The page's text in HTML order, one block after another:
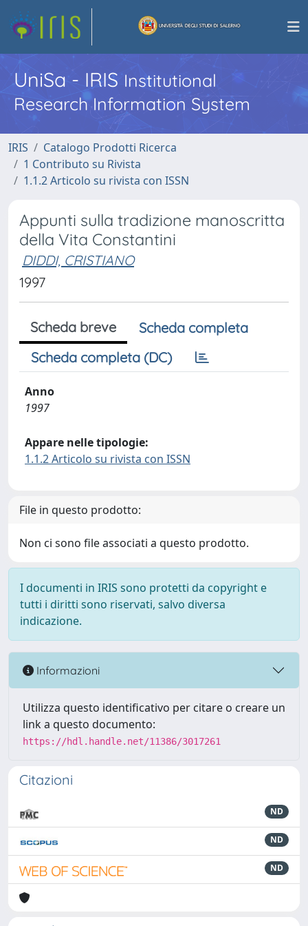
UniSa - IRISInstitutional
Research Information System
IRIS
Catalogo Prodotti Ricerca
1 Contributo su Rivista
1.1.2 Articolo su rivista con ISSN
Appunti sulla tradizione manoscritta
della Vita Constantini
DIDDI, CRISTIANO
1997
Scheda breve
Scheda completa
Scheda completa (DC)
Anno
1997
Appare nelle tipologie:
1.1.2 Articolo su rivista con ISSN
File in questo prodotto:
Non ci sono file associati a questo prodotto.
I documenti in IRIS sono protetti da copyright e
tutti i diritti sono riservati, salvo diversa
indicazione.
Informazioni
Utilizza questo identificativo per citare o creare un
link a questo documento:
https://hdl.handle.net/11386/3017261
Citazioni
ND
ND
ND